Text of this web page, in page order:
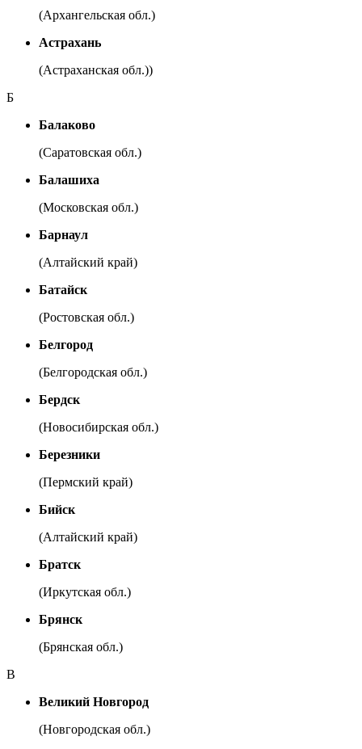
(Архангельская обл.)
Астрахань
(Астраханская обл.))
Б
Балаково
(Саратовская обл.)
Балашиха
(Московская обл.)
Барнаул
(Алтайский край)
Батайск
(Ростовская обл.)
Белгород
(Белгородская обл.)
Бердск
(Новосибирская обл.)
Березники
(Пермский край)
Бийск
(Алтайский край)
Братск
(Иркутская обл.)
Брянск
(Брянская обл.)
В
Великий Новгород
(Новгородская обл.)